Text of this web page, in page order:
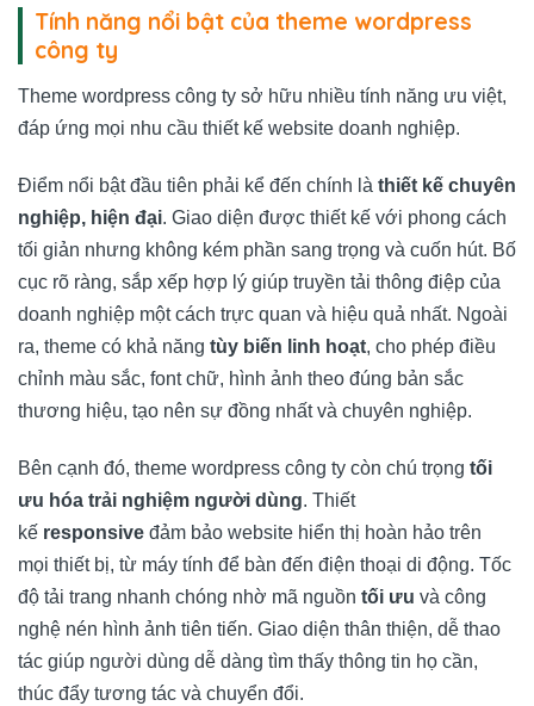
Tính năng nổi bật của theme wordpress
công ty
Theme wordpress công ty sở hữu nhiều tính năng ưu việt,
đáp ứng mọi nhu cầu thiết kế website doanh nghiệp.
Điểm nổi bật đầu tiên phải kể đến chính là thiết kế chuyên
nghiệp, hiện đại. Giao diện được thiết kế với phong cách
tối giản nhưng không kém phần sang trọng và cuốn hút. Bố
cục rõ ràng, sắp xếp hợp lý giúp truyền tải thông điệp của
doanh nghiệp một cách trực quan và hiệu quả nhất. Ngoài
ra, theme có khả năng tùy biến linh hoạt, cho phép điều
chỉnh màu sắc, font chữ, hình ảnh theo đúng bản sắc
thương hiệu, tạo nên sự đồng nhất và chuyên nghiệp.
Bên cạnh đó, theme wordpress công ty còn chú trọng tối
ưu hóa trải nghiệm người dùng. Thiết
kế responsive đảm bảo website hiển thị hoàn hảo trên
mọi thiết bị, từ máy tính để bàn đến điện thoại di động. Tốc
độ tải trang nhanh chóng nhờ mã nguồn tối ưu và công
nghệ nén hình ảnh tiên tiến. Giao diện thân thiện, dễ thao
tác giúp người dùng dễ dàng tìm thấy thông tin họ cần,
thúc đẩy tương tác và chuyển đổi.